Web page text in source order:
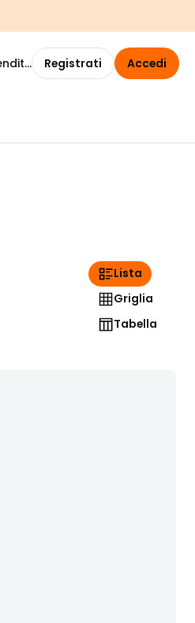
Registrati Accedi
Lista
Griglia
Tabella